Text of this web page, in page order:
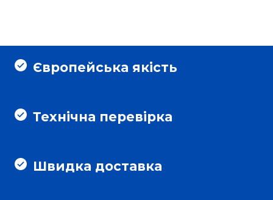
Європейська якість
Технічна перевірка
Швидка доставка